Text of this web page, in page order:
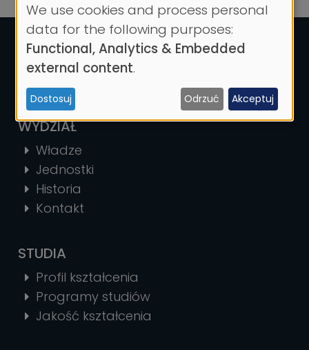
WYDZIAŁ
Władze
Jednostki
Historia
Kontakt
STUDIA
Profil kształcenia
Programy studiów
Jakość kształcenia
Use
of
personal
data
and
cookies
We use cookies and process personal
data for the following purposes:
Functional, Analytics & Embedded
external content.
Dostosuj Odrzuć Akceptuj